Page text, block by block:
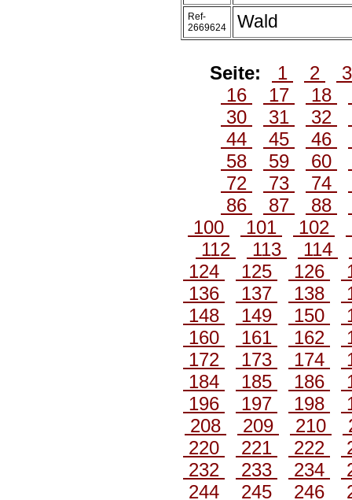
Ref-
2669624
Wald
Seite: 1 2
16
17 18
30
31 32
44
45 46
58
59 60
72
73 74
86
87 88
100
101 102
112
113 114
124
125 126
136
137 138
148
149 150
160
161 162
172
173 174
184
185 186
196
197 198
208
209 210
220
221 222
232
233 234
244
245 246